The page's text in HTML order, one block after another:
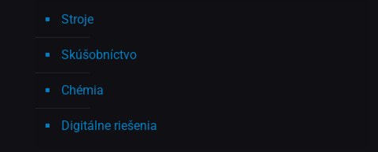
Stroje
Skúšobníctvo
Chémia
Digitálne riešenia